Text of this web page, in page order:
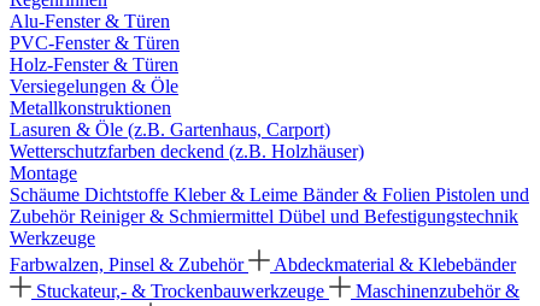
Alu-Fenster & Türen
PVC-Fenster & Türen
Holz-Fenster & Türen
Versiegelungen & Öle
Metallkonstruktionen
Lasuren & Öle (z.B. Gartenhaus, Carport)
Wetterschutzfarben deckend (z.B. Holzhäuser)
Montage
Schäume Dichtstoffe Kleber & Leime Bänder & Folien Pistolen und
ZubehörReiniger & Schmiermittel Dübel und Befestigungstechnik
Werkzeuge
Farbwalzen, Pinsel & Zubehör
Abdeckmaterial & Klebebänder
Stuckateur,- & Trockenbauwerkzeuge
Maschinenzubehör &